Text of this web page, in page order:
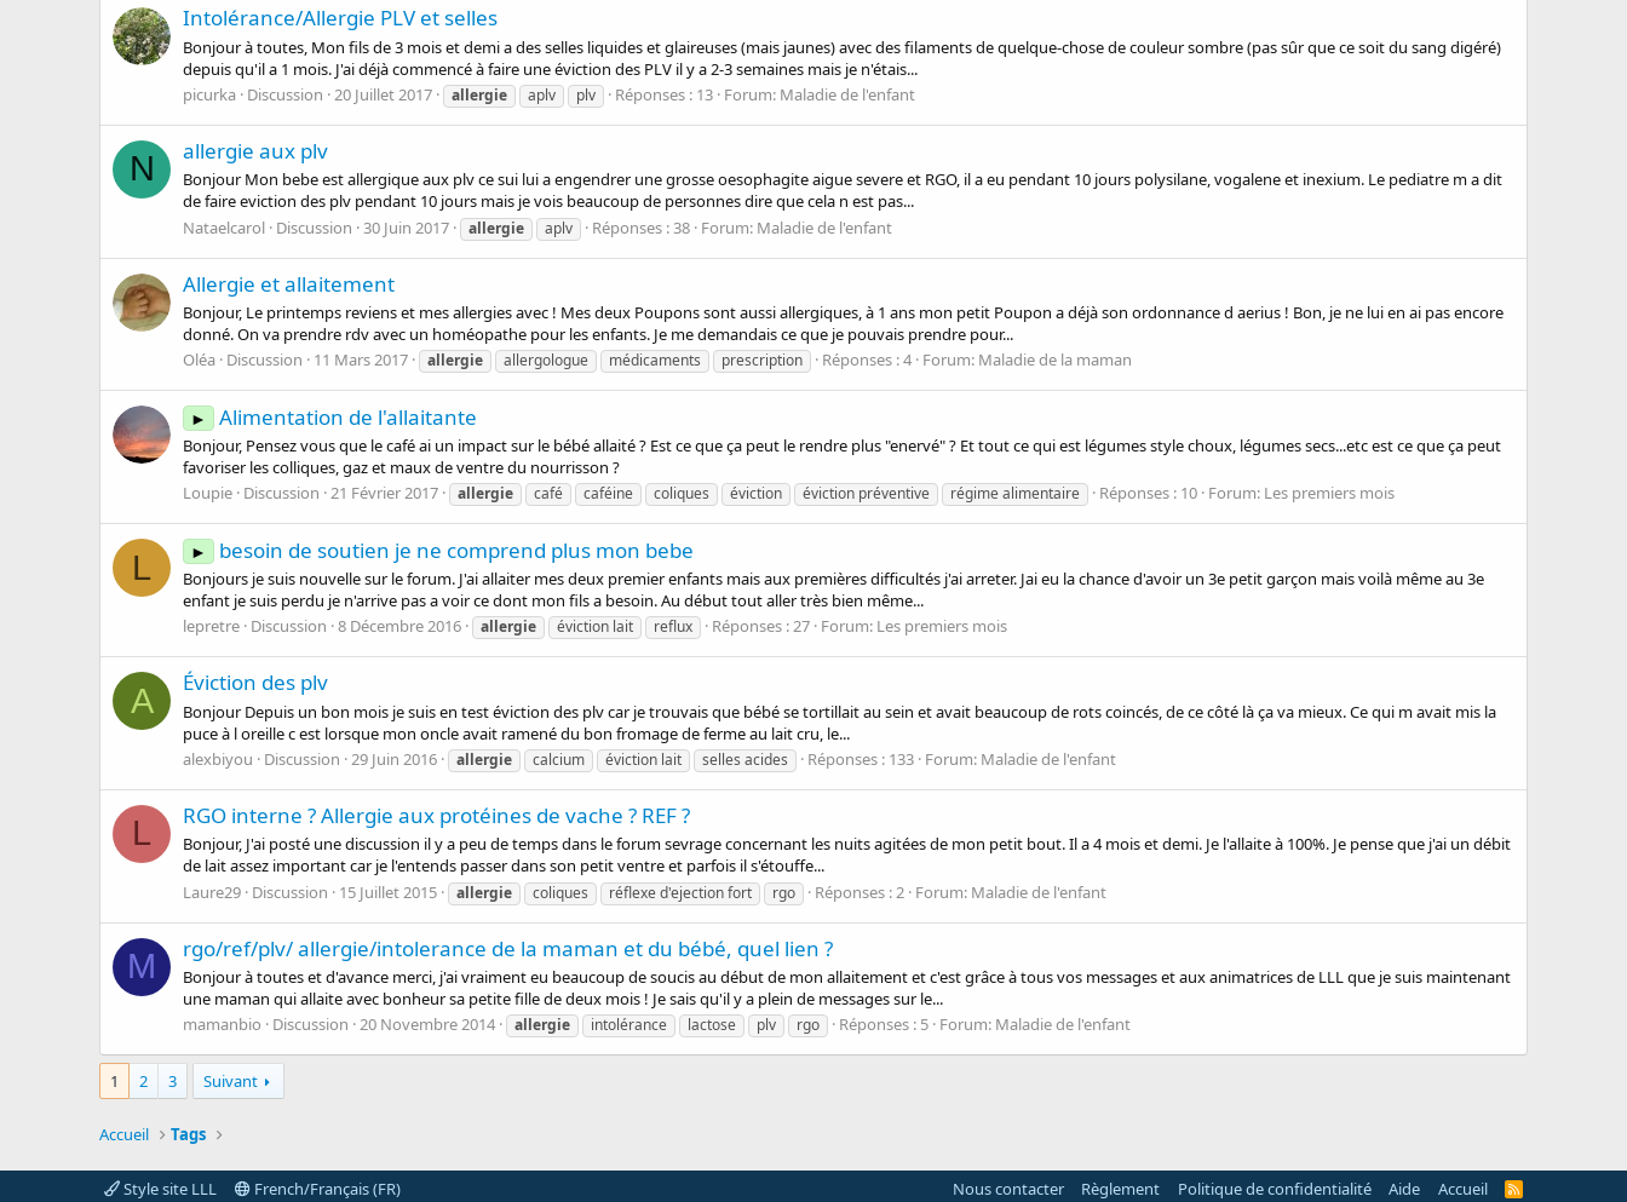
Intolérance/Allergie PLV et selles
Bonjour à toutes, Mon fils de 3 mois et demi a des selles liquides et glaireuses (mais jaunes) avec des filaments de quelque-chose de couleur sombre (pas sûr que ce soit du sang digéré)
depuis qu'il a 1 mois. J'ai déjà commencé à faire une éviction des PLV il y a 2-3 semaines mais je n'étais...
picurka Discussion 20 Juillet 2017 allergie aplv plv Réponses : 13 Forum: Maladie de l'enfant
N allergie aux plv
Bonjour Mon bebe est allergique aux plv ce sui lui a engendrer une grosse oesophagite aigue severe et RGO, il a eu pendant 10 jours polysilane, vogalene et inexium. Le pediatre m a dit
de faire eviction des plv pendant 10 jours mais je vois beaucoup de personnes dire que cela n est pas...
Nataelcarol Discussion 30 Juin 2017 allergie aplv Réponses : 38 Forum: Maladie de l'enfant
Allergie et allaitement
Bonjour, Le printemps reviens et mes allergies avec ! Mes deux Poupons sont aussi allergiques, à 1 ans mon petit Poupon a déjà son ordonnance d aerius ! Bon, je ne lui en ai pas encore
donné. On va prendre rdv avec un homéopathe pour les enfants. Je me demandais ce que je pouvais prendre pour...
Oléa Discussion 11 Mars 2017 allergie allergologue médicaments prescription Réponses : 4 Forum: Maladie de la maman
► Alimentation de l'allaitante
Bonjour, Pensez vous que le café ai un impact sur le bébé allaité ? Est ce que ça peut le rendre plus "enervé" ? Et tout ce qui est légumes style choux, légumes secs...etc est ce que ça peut
favoriser les colliques, gaz et maux de ventre du nourrisson ?
Loupie Discussion 21 Février 2017 allergie café caféine coliques éviction éviction préventive régime alimentaire Réponses : 10 Forum: Les premiers mois
L ► besoin de soutien je ne comprend plus mon bebe
Bonjours je suis nouvelle sur le forum. J'ai allaiter mes deux premier enfants mais aux premières difficultés j'ai arreter. Jai eu la chance d'avoir un 3e petit garçon mais voilà même au 3e
enfant je suis perdu je n'arrive pas a voir ce dont mon fils a besoin. Au début tout aller très bien même...
lepretre Discussion 8 Décembre 2016 allergie éviction lait reflux Réponses : 27 Forum: Les premiers mois
A Éviction des plv
Bonjour Depuis un bon mois je suis en test éviction des plv car je trouvais que bébé se tortillait au sein et avait beaucoup de rots coincés, de ce côté là ça va mieux. Ce qui m avait mis la
puce à l oreille c est lorsque mon oncle avait ramené du bon fromage de ferme au lait cru, le...
alexbiyou
Discussion 29 Juin 2016 allergie calcium éviction lait selles acides Réponses : 133 Forum: Maladie de l'enfant
L RGO interne ? Allergie aux protéines de vache ? REF ?
Bonjour, J'ai posté une discussion il y a peu de temps dans le forum sevrage concernant les nuits agitées de mon petit bout. Il a 4 mois et demi. Je l'allaite à 100%. Je pense que j'ai un débit
de lait assez important car je l'entends passer dans son petit ventre et parfois il s'étouffe...
Laure29 Discussion 15 Juillet 2015 allergie coliques réflexe d'ejection fort rgo Réponses : 2 Forum: Maladie de l'enfant
M rgo/ref/plv/ allergie/intolerance de la maman et du bébé, quel lien ?
Bonjour à toutes et d'avance merci, j'ai vraiment eu beaucoup de soucis au début de mon allaitement et c'est grâce à tous vos messages et aux animatrices de LLL que je suis maintenant
une maman qui allaite avec bonheur sa petite fille de deux mois ! Je sais qu'il y a plein de messages sur le...
mamanbio
Discussion 20 Novembre 2014 allergie intolérance lactose plv rgo Réponses : 5 Forum: Maladie de l'enfant
1 2 3 Suivant
Accueil Tags
Style site LLL French/Français (FR) Nous contacter Règlement Politique de confidentialité Aide Accueil
R